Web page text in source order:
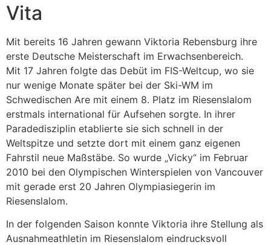
Vita
Mit bereits 16 Jahren gewann Viktoria Rebensburg ihre
erste Deutsche Meisterschaft im Erwachsenbereich.
Mit 17 Jahren folgte das Debüt im FIS-Weltcup, wo sie
nur wenige Monate später bei der Ski-WM im
Schwedischen Are mit einem 8. Platz im Riesenslalom
erstmals international für Aufsehen sorgte. In ihrer
Paradedisziplin etablierte sie sich schnell in der
Weltspitze und setzte dort mit einem ganz eigenen
Fahrstil neue Maßstäbe. So wurde „Vicky“ im Februar
2010 bei den Olympischen Winterspielen von Vancouver
mit gerade erst 20 Jahren Olympiasiegerin im
Riesenslalom.
In der folgenden Saison konnte Viktoria ihre Stellung als
Ausnahmeathletin im Riesenslalom eindrucksvoll